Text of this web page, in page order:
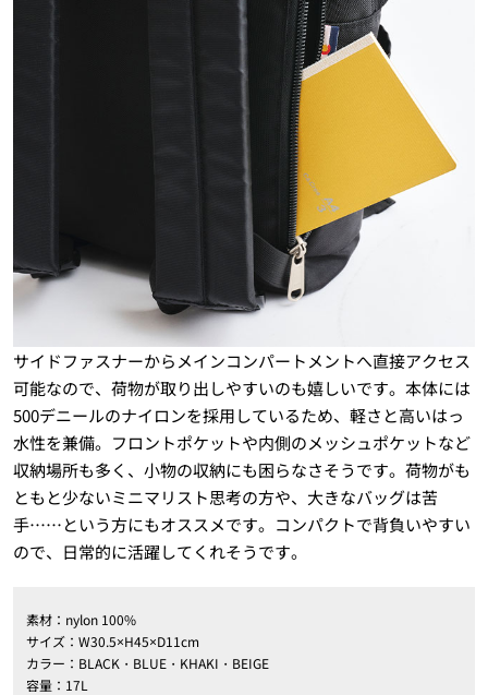
サイドファスナーからメインコンパートメントへ直接アクセス
可能なので、荷物が取り出しやすいのも嬉しいです。本体には
500デニールのナイロンを採用しているため、軽さと高いはっ
水性を兼備。フロントポケットや内側のメッシュポケットなど
収納場所も多く、小物の収納にも困らなさそうです。荷物がも
ともと少ないミニマリスト思考の方や、大きなバッグは苦
手……という方にもオススメです。コンパクトで背負いやすい
ので、日常的に活躍してくれそうです。
素材：nylon 100%
サイズ：W30.5×H45×D11cm
カラー：BLACK・BLUE・KHAKI・BEIGE
容量：17L